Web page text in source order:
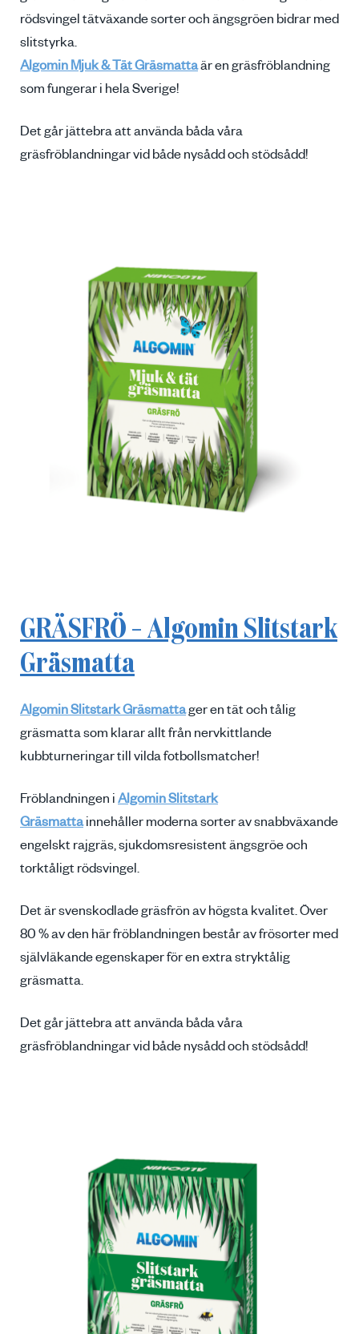
rödsvingel tätväxande sorter och ängsgröen bidrar med
slitstyrka.
Algomin Mjuk & Tät Gräsmattaär en gräsfröblandning
som fungerar i hela Sverige!
Det går jättebra att använda båda våra
gräsfröblandningar vid både nysådd och stödsådd!
GRÄSFRÖ – Algomin Slitstark
Gräsmatta
Algomin Slitstark Gräsmattager en tät och tålig
gräsmatta som klarar allt från nervkittlande
kubbturneringar till vilda fotbollsmatcher!
Fröblandningen i Algomin Slitstark
Gräsmattainnehåller moderna sorter av snabbväxande
engelskt rajgräs, sjukdomsresistent ängsgröe och
torktåligt rödsvingel.
Det är svenskodlade gräsfrön av högsta kvalitet. Över
80 % av den här fröblandningen består av frösorter med
självläkande egenskaper för en extra stryktålig
gräsmatta.
Det går jättebra att använda båda våra
gräsfröblandningar vid både nysådd och stödsådd!